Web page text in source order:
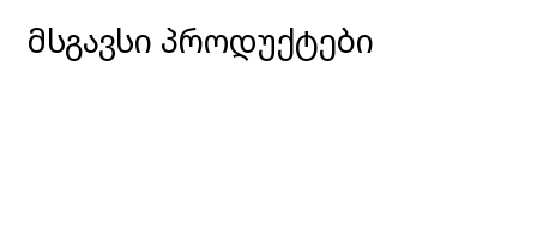
მსგავსი პროდუქტები